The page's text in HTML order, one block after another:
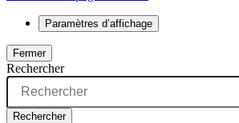
Paramètres d’affichage
Fermer
Rechercher
Rechercher